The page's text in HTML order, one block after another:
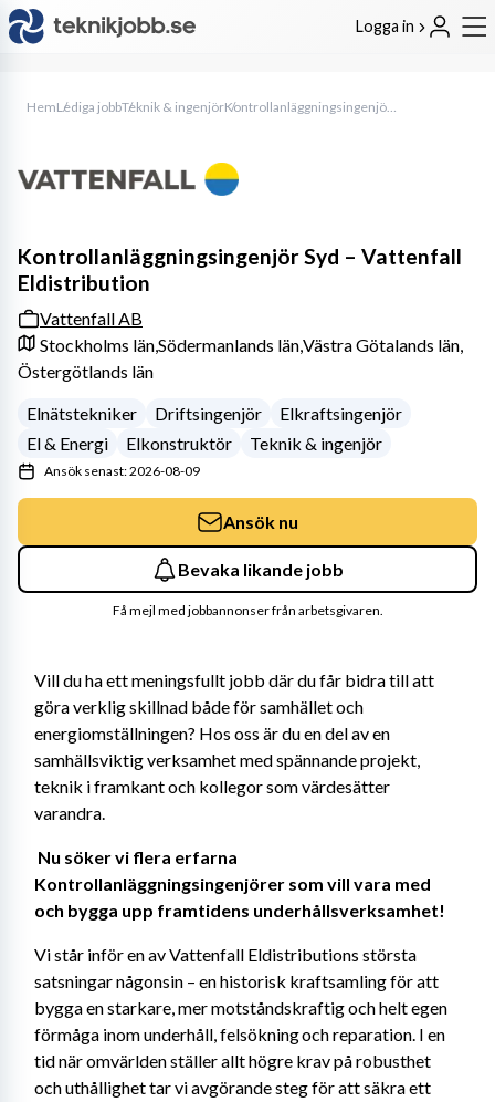
Logga in
HemLediga jobbTeknik & ingenjör Kontrollanläggningsingenjör Syd – Vattenfall Eldistribution
Vill du ha ett meningsfullt jobb där du får bidra till att
göra verklig skillnad både för samhället och
energiomställningen? Hos oss är du en del av en
samhällsviktig verksamhet med spännande projekt,
teknik i framkant och kollegor som värdesätter
varandra.
Nu söker vi flera erfarna
Kontrollanläggningsingenjörer som vill vara med
och bygga upp framtidens underhållsverksamhet!
Vi står inför en av Vattenfall Eldistributions största
satsningar någonsin – en historisk kraftsamling för att
bygga en starkare, mer motståndskraftig och helt egen
förmåga inom underhåll, felsökning och reparation. I en
tid när omvärlden ställer allt högre krav på robusthet
och uthållighet tar vi avgörande steg för att säkra ett
Kontrollanläggningsingenjör Syd – Vattenfall
Eldistribution
Vattenfall AB
Stockholms län,Södermanlands län,Västra Götalands län,
Östergötlands län
Elnätstekniker
Driftsingenjör
Elkraftsingenjör
El & Energi
Elkonstruktör Teknik & ingenjör
Ansök senast: 2026-08-09
Ansök nu
Bevaka likande jobb
Få mejl med jobbannonser från arbetsgivaren.